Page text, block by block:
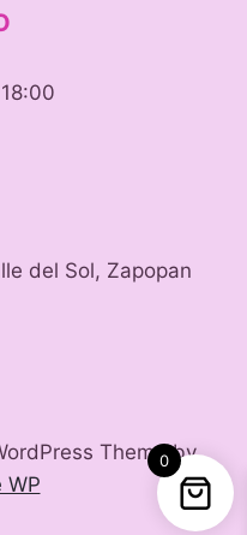
del Sol, Zapopan
Theme by
WP
0